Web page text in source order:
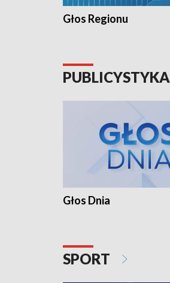
Głos Regionu
PUBLICYSTYKA
Głos Dnia
SPORT